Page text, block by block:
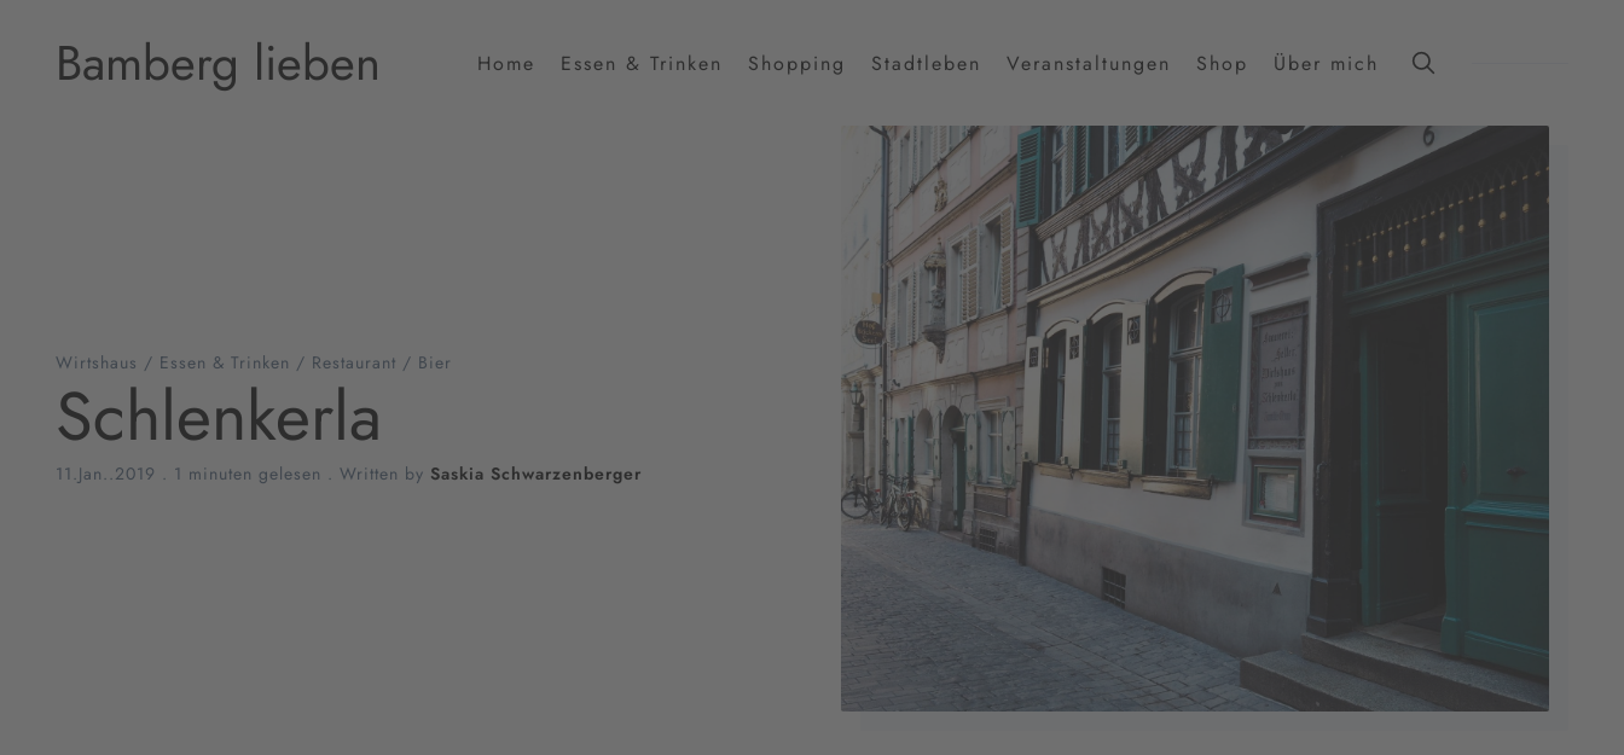
Bamberg lieben Home Essen & Trinken Shopping Stadtleben Veranstaltungen Shop Über mich
Wirtshaus / Essen & Trinken / Restaurant / Bier
Schlenkerla
11.Jan..2019 . 1 minuten gelesen . Written by Saskia Schwarzenberger